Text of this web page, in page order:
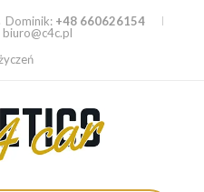
Dominik: +48 660626154
biuro@c4c.pl